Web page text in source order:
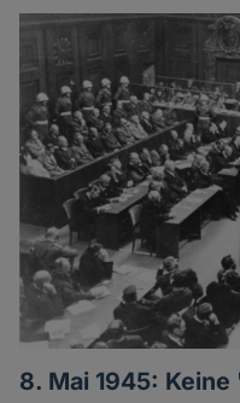
8. Mai 1945: